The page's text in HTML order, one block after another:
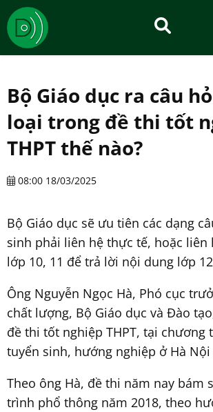
Bộ Giáo dục ra câu
loại trong đề thi tốt
THPT thế nào?
08:00 18/03/2025
Bộ Giáo dục sẽ ưu tiên các dạng
sinh phải liên hệ thực tế, hoặc liên
lớp 10, 11 để trả lời nội dung lớp
Ông Nguyễn Ngọc Hà, Phó cục
chất lượng, Bộ Giáo dục và Đào
đề thi tốt nghiệp THPT, tại chương
tuyển sinh, hướng nghiệp ở Hà Nội
Theo ông Hà, đề thi năm nay bám
trình phổ thông năm 2018, theo